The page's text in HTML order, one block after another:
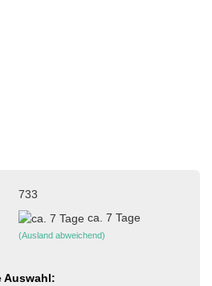
733
ca. 7 Tage
(Ausland abweichend)
Auswahl: